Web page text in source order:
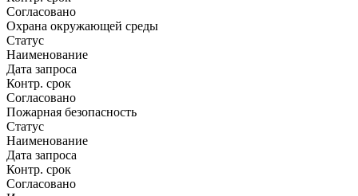
Согласовано
Охрана окружающей среды
Статус
Наименование
Дата запроса
Контр. срок
Согласовано
Пожарная безопасность
Статус
Наименование
Дата запроса
Контр. срок
Согласовано